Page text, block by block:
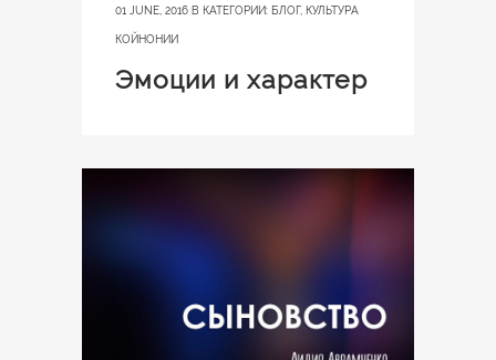
01 JUNE, 2016 В КАТЕГОРИИ: БЛОГ, КУЛЬТУРА
КОЙНОНИИ
Эмоции и характер